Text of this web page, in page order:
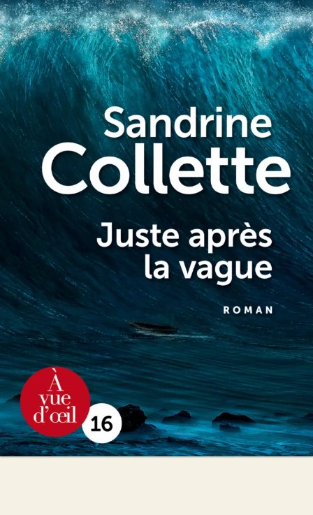
Juste après la vague
Sandrine Collette